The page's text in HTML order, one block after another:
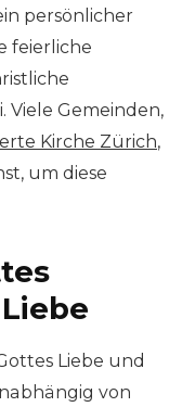
persönlicher
feierliche
Viele Gemeinden,
Kirche Zürich,
um diese
Liebe und
von